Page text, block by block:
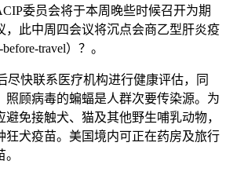
委员会将于本周晚些时候召开为期
，此中周四会议将沉点会商乙型肝炎疫
travel）？。
快联系医疗机构进行健康评估，同
照顾病毒的蝙蝠是人群次要传染源。为
避免接触犬、猫及其他野生哺乳动物，
狂犬疫苗。美国境内可正在药房及旅行